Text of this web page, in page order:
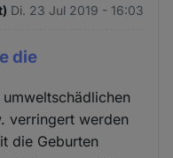
Di. 23 Jul 2019 - 16:03
die
verringert werden
die Geburten